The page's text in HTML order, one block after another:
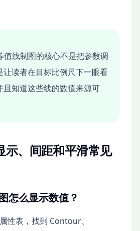
值线制图的核心不是把参数调
让读者在目标比例尺下一眼看
且知道这些线的数值来源可
示、间距和平滑常见
怎么显示数值？
性表，找到 Contour、